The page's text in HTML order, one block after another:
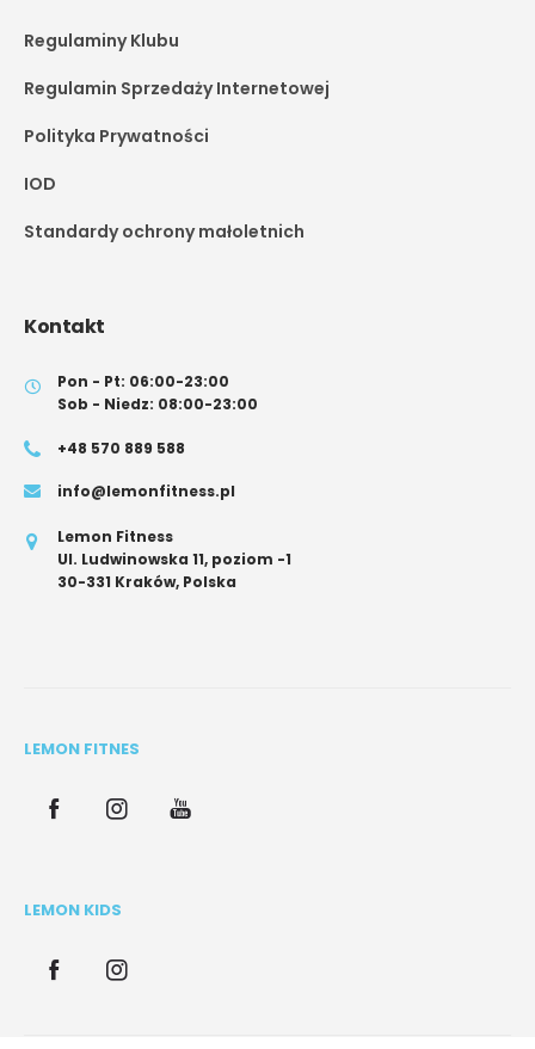
Regulaminy Klubu
Regulamin Sprzedaży Internetowej
Polityka Prywatności
IOD
Standardy ochrony małoletnich
Kontakt
Pon - Pt: 06:00-23:00
Sob - Niedz: 08:00-23:00
+48 570 889 588
info@lemonfitness.pl
Lemon Fitness
Ul. Ludwinowska 11, poziom -1
30-331 Kraków, Polska
LEMON FITNES
LEMON KIDS